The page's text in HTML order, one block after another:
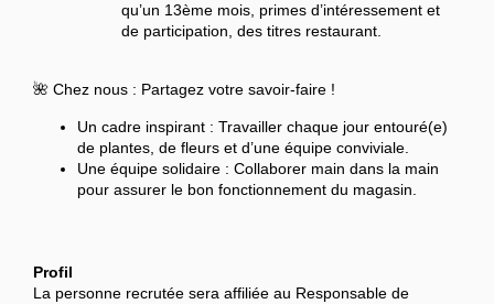
qu’un 13ème mois, primes d’intéressement et
de participation, des titres restaurant.
🌺 Chez nous : Partagez votre savoir-faire !
Un cadre inspirant : Travailler chaque jour entouré(e)
de plantes, de fleurs et d’une équipe conviviale.
Une équipe solidaire : Collaborer main dans la main
pour assurer le bon fonctionnement du magasin.
Profil
La personne recrutée sera affiliée au Responsable de